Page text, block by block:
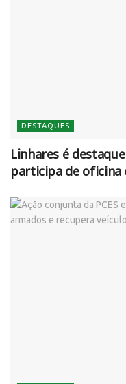
DESTAQUES
Linhares é
participa de oficina